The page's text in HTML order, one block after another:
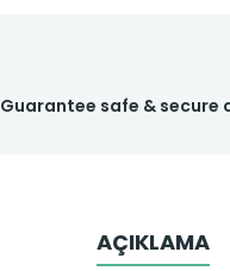
Guarantee safe & secure
AÇIKLAMA